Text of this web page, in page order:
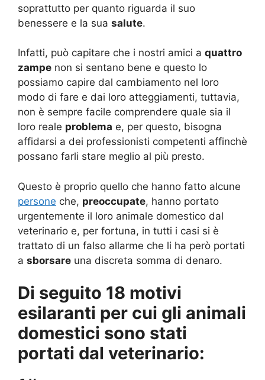
soprattutto per quanto riguarda il suo
benessere e la sua salute.
Infatti, può capitare che i nostri amici a quattro
zampe non si sentano bene e questo lo
possiamo capire dal cambiamento nel loro
modo di fare e dai loro atteggiamenti, tuttavia,
non è sempre facile comprendere quale sia il
loro reale problema e, per questo, bisogna
affidarsi a dei professionisti competenti affinchè
possano farli stare meglio al più presto.
Questo è proprio quello che hanno fatto alcune
persone che, preoccupate, hanno portato
urgentemente il loro animale domestico dal
veterinario e, per fortuna, in tutti i casi si è
trattato di un falso allarme che li ha però portati
a sborsare una discreta somma di denaro.
Di seguito 18 motivi
esilaranti per cui gli animali
domestici sono stati
portati dal veterinario: